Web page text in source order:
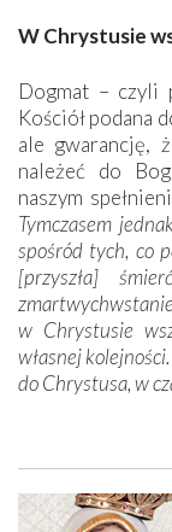
W Chrystusie
Dogmat – czyli
Kościół podana
ale gwarancję,
należeć do
naszym
Tymczasem
spośród tych, co
[przyszła]
w Chrystusie
własnej
do Chrystusa, w